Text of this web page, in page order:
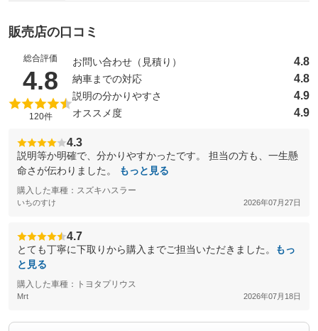
販売店の口コミ
総合評価
4.8 （5点満点中）
120件
お問い合わせ（見積り） 4.8
納車までの対応 4.8
説明の分かりやすさ 4.9
オススメ度 4.9
4.3
説明等か明確で、分かりやすかったです。 担当の方も、一生懸
命さが伝わりました。
もっと見る
購入した車種：スズキハスラー
いちのすけ 2026年07月27日
4.7
とても丁寧に下取りから購入までご担当いただきました。
もっ
と見る
購入した車種：トヨタプリウス
Mrt 2026年07月18日